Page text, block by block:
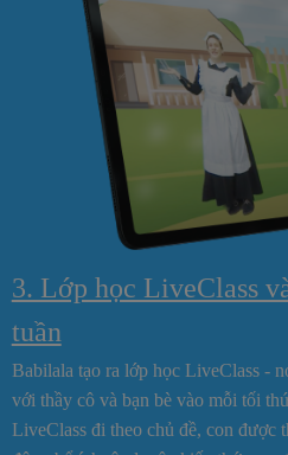
3. Lớp học LiveClass
tuần
Babilala tạo ra lớp học LiveClass -
với thầy cô và bạn bè vào mỗi tối
LiveClass đi theo chủ đề, con được